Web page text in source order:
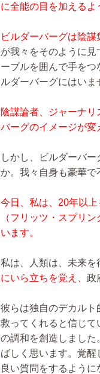
に全能の目を加えるよ
ビルダーバーグは陰謀
が我々をそのように
ーブルを囲んで手を
ルダーバーグにはいま
陰謀論者、ジャーナ
バーグのイメージが変
しかし、ビルダーバ
か。我々自身も豪華で
今日、私は、20年以
（フリッツ・スプリ
います。
私は、人類は、未来を
にいら立ちを覚え、 政
彼らは独自のデカル
救ってくれると信じ
の調和を創造しまし
ばしく思います。覚
良い質問をするように